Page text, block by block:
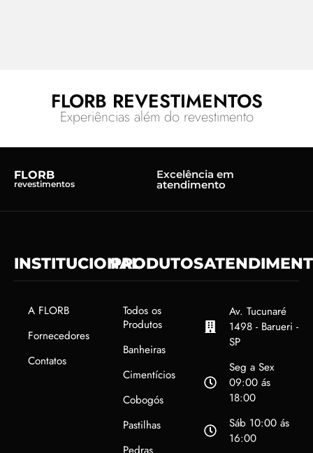
FLORB REVESTIMENTOS
Experiências além do revestimento
FLORB
revestimentos
Excelência em
atendimento
INSTITUCIONAL
A FLORB
Fornecedores
Contatos
PRODUTOS
Todos os
Produtos
Banheiras
Cimentícios
Cobogós
Pastilhas
Av. Tucunaré
1498 - Barueri -
SP
Seg a Sex
09:00 ás
18:00
Sáb 10:00 ás
16:00